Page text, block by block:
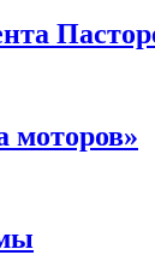
моторов»